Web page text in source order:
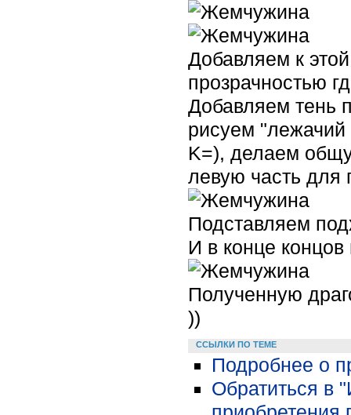
Добавляем к
прозрачностью
Добавляем тень
рисуем
K=), делаем
левую часть для
Подставляем
И в конце
Полученную
))
ССЫЛКИ ПО ТЕМЕ
Подробнее о
Обратиться в